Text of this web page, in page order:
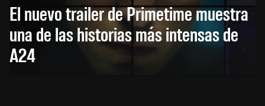
El nuevo trailer de Primetime muestra
una de las historias más intensas de
A24